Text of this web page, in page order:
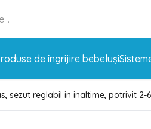
de îngrijire bebeluși
sezut reglabil in inaltime, potrivit 2-6